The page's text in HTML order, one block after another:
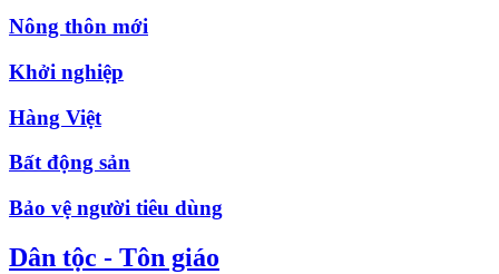
Nông thôn mới
Khởi nghiệp
Hàng Việt
Bất động sản
Bảo vệ người tiêu dùng
Dân tộc - Tôn giáo